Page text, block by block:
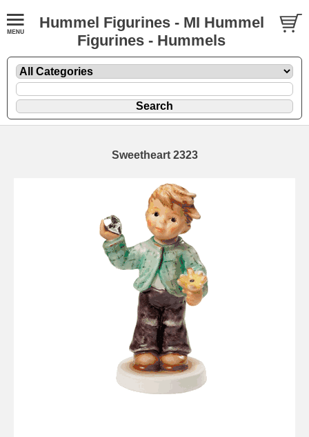
Hummel Figurines - MI Hummel
Figurines - Hummels
Sweetheart 2323